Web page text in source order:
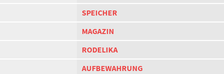
SPEICHER
MAGAZIN
RODELIKA
AUFBEWAHRUNG